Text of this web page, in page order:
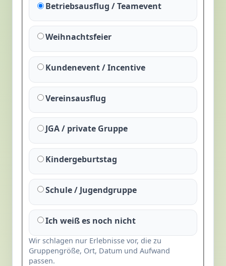
Betriebsausflug / Teamevent
Weihnachtsfeier
Kundenevent / Incentive
Vereinsausflug
JGA / private Gruppe
Kindergeburtstag
Schule / Jugendgruppe
Ich weiß es noch nicht
Wir schlagen nur Erlebnisse vor, die zu
Gruppengröße, Ort, Datum und Aufwand
passen.